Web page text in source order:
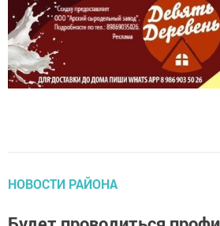
НОВОСТИ РАЙОНА
Будет проводиться